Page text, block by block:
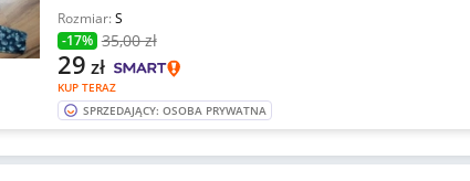
Rozmiar:S
-17% 35,00 zł
KUP TERAZ
29 zł
SPRZEDAJĄCY: OSOBA PRYWATNA